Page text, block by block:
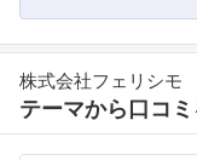
株式会社フェリシモ
テーマから口コ